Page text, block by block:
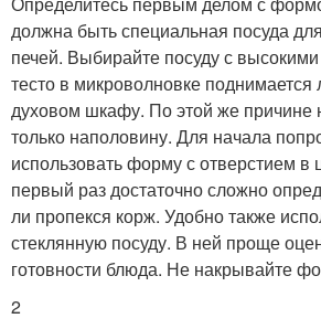
должна быть специальная посуда
печей. Выбирайте посуду с высокими
тесто в микроволновке
духовом шкафу. По этой же причине
только наполовину. Для начала
использовать форму с отверстием в
первый раз достаточно сложно
ли пропекся корж. Удобно также
стеклянную посуду. В ней проще
готовности блюда. Не накрывайте
2